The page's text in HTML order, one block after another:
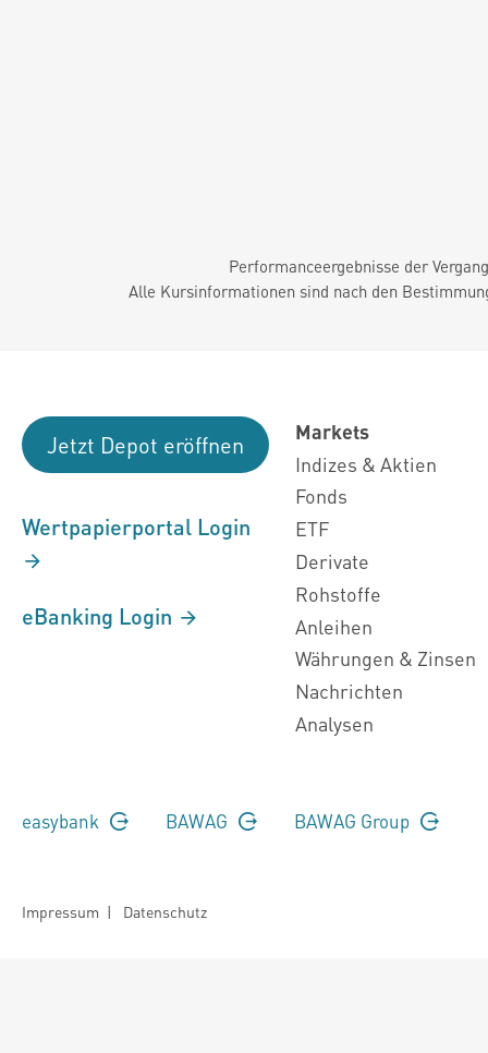
Performanceergebnisse der
Alle Kursinformationen sind nach den
Jetzt Depot eröffnen
Wertpapierportal Login
eBanking Login
Markets
Indizes & Aktien
Fonds
ETF
Derivate
Rohstoffe
Anleihen
Währungen & Zinsen
Nachrichten
Analysen
easybank BAWAG BAWAG Group
Impressum | Datenschutz